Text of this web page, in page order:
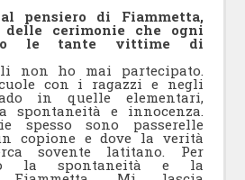
pensiero di Fiammetta,
delle cerimonie che ogni
le tante vittime di
non ho mai partecipato.
con i ragazzi e negli
in quelle elementari,
spontaneità e innocenza.
spesso sono passerelle
copione e dove la verità
sovente latitano. Per
la spontaneità e la